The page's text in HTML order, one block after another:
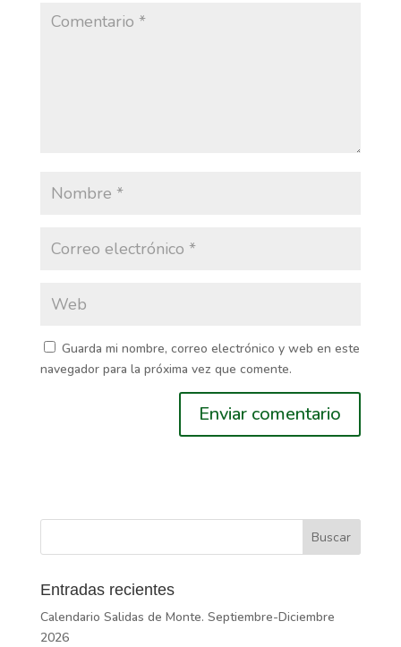
Guarda mi nombre, correo electrónico y web en este
navegador para la próxima vez que comente.
Entradas recientes
Calendario Salidas de Monte. Septiembre-Diciembre
2026